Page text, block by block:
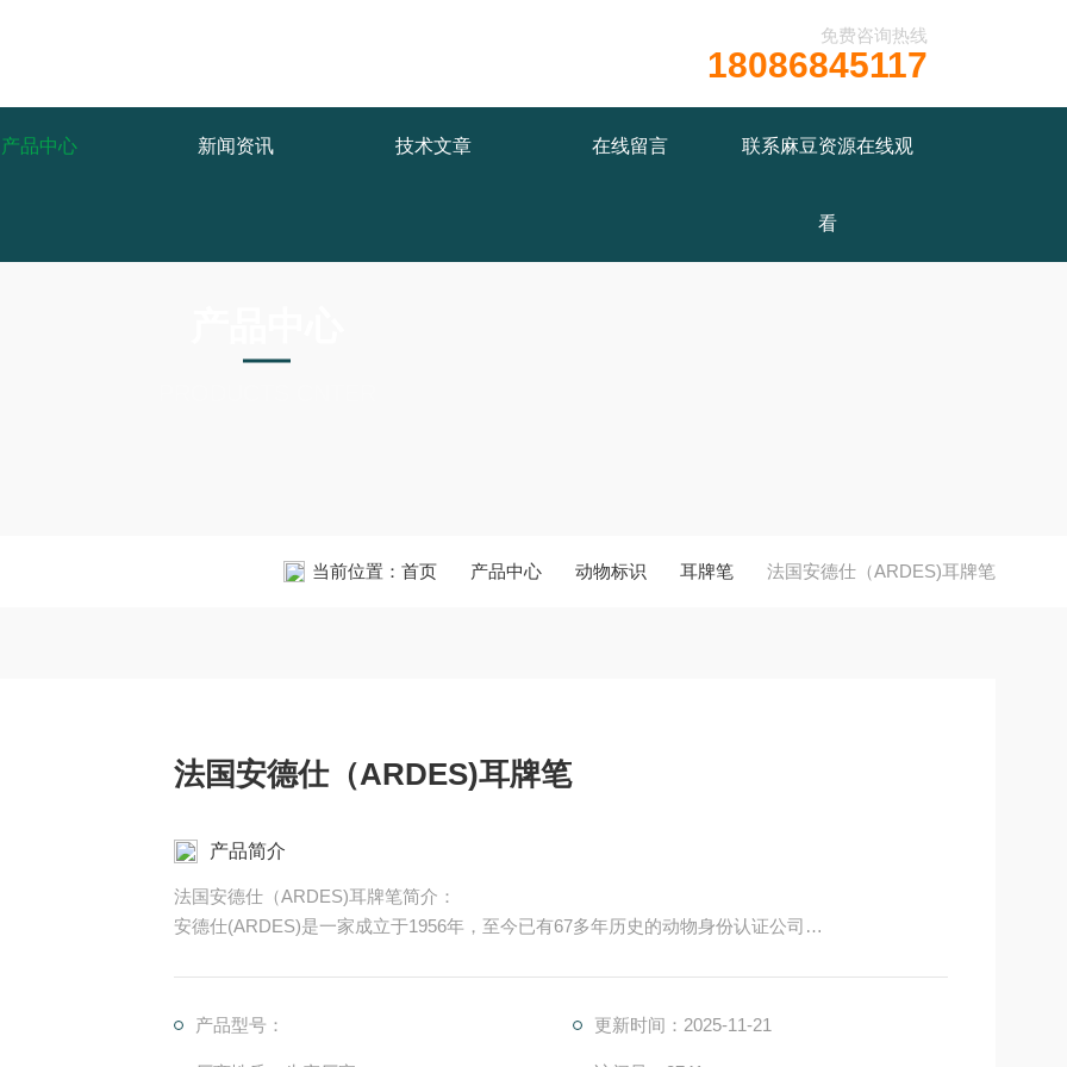
免费咨询热线
18086845117
产品中心 新闻资讯 技术文章 在线留言 联系麻豆资源在线观
看
当前位置： 首页 产品中心 动物标识 耳牌笔 法国安德仕（ARDES)耳牌笔
法国安德仕（ARDES)耳牌笔
产品简介
法国安德仕（ARDES)耳牌笔简介：
安德仕(ARDES)是一家成立于1956年，至今已有67多年历史的动物身份认证公司
产品型号：
更新时间：2025-11-21